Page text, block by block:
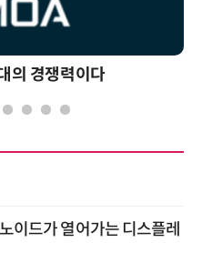
의 경쟁력이다
이드가 열어가는 디스플레